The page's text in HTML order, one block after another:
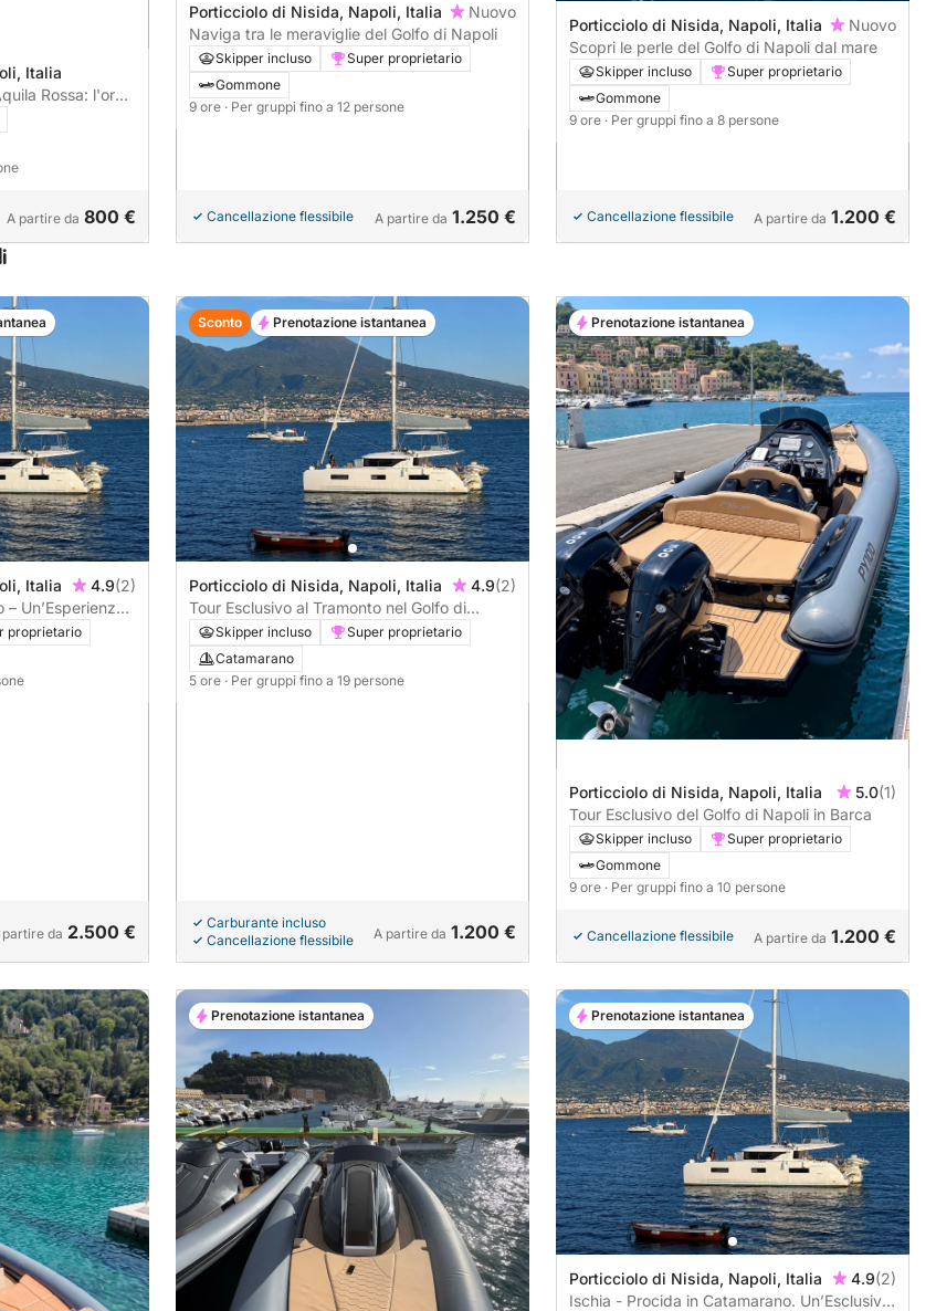
Italia
Rossa: l'ora
A partire da 800 €
Porticciolo di Nisida, Napoli, Italia
Nuovo
Naviga tra le meraviglie del Golfo di Napoli
Skipper incluso
Super proprietario
Gommone
9 ore · Per gruppi fino a 12 persone
Cancellazione flessibile A partire da 1.250 €
Porticciolo di Nisida, Napoli, Italia
Nuovo
Scopri le perle del Golfo di Napoli dal mare
Skipper incluso
Super proprietario
Gommone
9 ore · Per gruppi fino a 8 persone
Cancellazione flessibile A partire da 1.200 €
Italia 4.9(2)
Un’Esperienza
Divertimento
proprietario
partire da 2.500 €
Porticciolo di Nisida, Napoli, Italia 4.9(2)
Tour Esclusivo al Tramonto nel Golfo di
NapoliSkipper incluso
Super proprietario
Catamarano
5 ore · Per gruppi fino a 19 persone
Carburante incluso
Cancellazione flessibile
A partire da 1.200 €
Sconto Prenotazione istantanea
Porticciolo di Nisida, Napoli, Italia 5.0(1)
Tour Esclusivo del Golfo di Napoli in Barca
Skipper incluso
Super proprietario
Gommone
9 ore · Per gruppi fino a 10 persone
Cancellazione flessibile A partire da 1.200 €
Prenotazione istantanea
Prenotazione istantanea
Porticciolo di Nisida, Napoli, Italia 4.9(2)
Ischia - Procida in Catamarano. Un’Esclusiva
Prenotazione istantanea